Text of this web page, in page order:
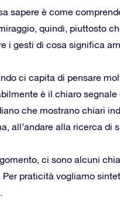
sapere è come
quindi, piuttosto
i gesti di cosa significa
ci capita di pensare
è il chiaro
che mostrano chiari
all’andare alla ricerca di
ci sono alcuni
Per praticità vogliamo